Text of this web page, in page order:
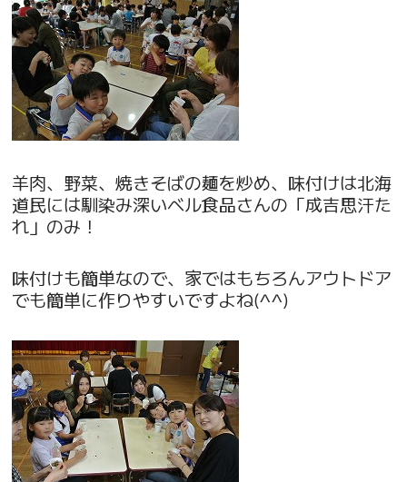
羊肉、野菜、焼きそばの麺を炒め、味付けは北海
道民には馴染み深いベル食品さんの「成吉思汗た
れ」のみ！
味付けも簡単なので、家ではもちろんアウトドア
でも簡単に作りやすいですよね(^^)